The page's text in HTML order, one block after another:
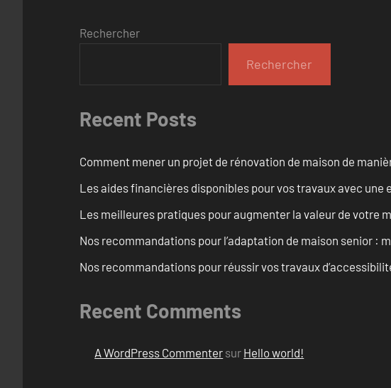
Rechercher
Rechercher
Recent Posts
Comment mener un projet de rénovation de maison de
Les aides financières disponibles pour vos travaux avec une
Les meilleures pratiques pour augmenter la valeur de votre
Nos recommandations pour l’adaptation de maison senior :
Nos recommandations pour réussir vos travaux
Recent Comments
A WordPress Commenter sur Hello world!